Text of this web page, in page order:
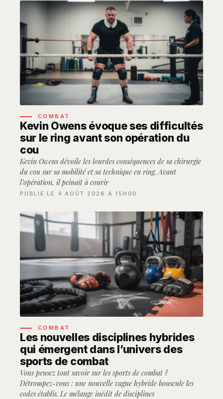
COMBAT
Kevin Owens évoque ses difficultés
sur le ring avant son opération du
cou
Kevin Owens dévoile les lourdes conséquences de sa chirurgie
du cou sur sa mobilité et sa technique en ring. Avant
l’opération, il peinait à courir
PUBLIÉ LE 4 AOÛT 2026 À 15H00
COMBAT
Les nouvelles disciplines hybrides
qui émergent dans l’univers des
sports de combat
Vous pensez tout savoir sur les sports de combat ?
Détrompez-vous : une nouvelle vague hybride bouscule les
codes établis. Le mélange inédit de disciplines